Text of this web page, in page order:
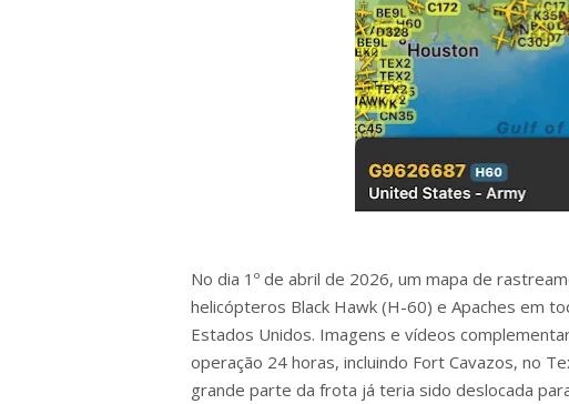
No dia 1º de abril de 2026, um mapa de
helicópteros Black Hawk (H-60) e Apaches em
Estados Unidos. Imagens e vídeos
operação 24 horas, incluindo Fort Cavazos, no
grande parte da frota já teria sido deslocada